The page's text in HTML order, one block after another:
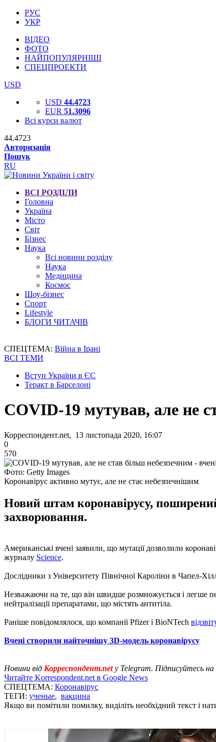
РУС
УКР
ВІДЕО
ФОТО
НАЙПОПУЛЯРНІШІ
СПЕЦПРОЕКТИ
USD
USD 44.4723
EUR 51.3096
Всі курси валют
44.4723
Авторизація
Пошук
RU
ВСІ РОЗДІЛИ
Головна
Україна
Місто
Світ
Бізнес
Наука
Всі новини розділу
Наука
Медицина
Космос
Шоу-бізнес
Спорт
Lifestyle
БЛОГИ ЧИТАЧІВ
СПЕЦТЕМА: Війна в Ірані
ВСІ ТЕМИ
Вступ України в ЄС
Теракт в Барселоні
COVID-19 мутував, але не
Корреспондент.net, 13 листопада 2020, 16:07
0
570
Фото: Getty Images
Коронавірус активно мутує, але не стає небезпечнішим
Новий штам коронавірусу,
захворювання.
Американські вчені заявили, що мутації дозволили
журналу Science.
Дослідники з Університету Північної Кароліни в Чапел-
Незважаючи на те, що він швидше розмножується і легше
нейтралізації препаратами, що містять антитіла.
Раніше повідомлялося, що компанії Pfizer і BioNTech
Вчені створили найточнішу 3D-модель коронавірусу
Новини від Корреспондент.netу Telegram. Підписуйтесь
Читайте Korrespondent.net в Google News
СПЕЦТЕМА: Коронавірус
ТЕГИ: ученые, вакцина
Якщо ви помітили помилку, виділіть необхідний текст і